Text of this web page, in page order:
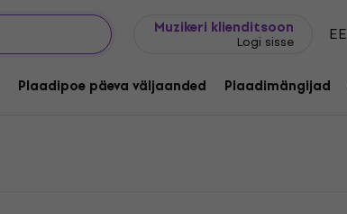
Muzikeri klienditsoon
Logi sisse EE
Plaadipoe päeva väljaanded Plaadimängijad